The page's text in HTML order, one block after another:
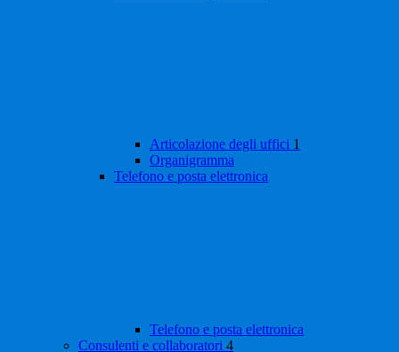
Articolazione degli uffici 1
Organigramma
Telefono e posta elettronica
Telefono e posta elettronica
Consulenti e collaboratori 4